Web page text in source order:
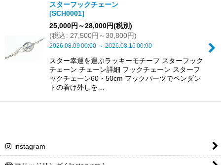
スターフックチェーン
[SCH0001]
25,000円 ～28,000円(税別)
(税込: 27,500円 ～30,800円)
2026.08.0900:00 ～ 2026.08.16 00:00
スター幸運を運ぶラッキーモチーフ スターフック
チェーン チェーン詳細 フックチェーン スターフ
ックチェーン60・50cm フックパーツでペンダン
トの着け外しを…
instagram